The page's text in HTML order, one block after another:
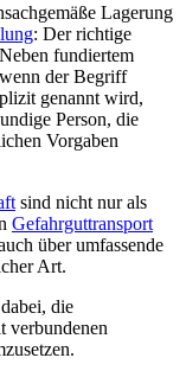
Lagerung
: Der richtige
fundiertem
der Begriff
genannt wird,
Person, die
Vorgaben
sind nicht nur als
Gefahrguttransport
über umfassende
Art.
die
verbundenen